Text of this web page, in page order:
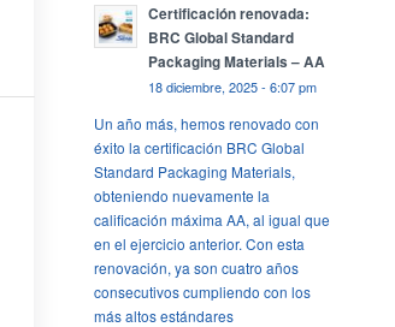
Certificación renovada:
BRC Global Standard
Packaging Materials – AA
18 diciembre, 2025 - 6:07 pm
Un año más, hemos renovado con
éxito la certificación BRC Global
Standard Packaging Materials,
obteniendo nuevamente la
calificación máxima AA, al igual que
en el ejercicio anterior. Con esta
renovación, ya son cuatro años
consecutivos cumpliendo con los
más altos estándares